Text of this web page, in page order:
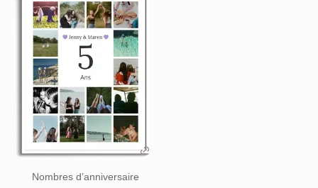
Nombres d’anniversaire